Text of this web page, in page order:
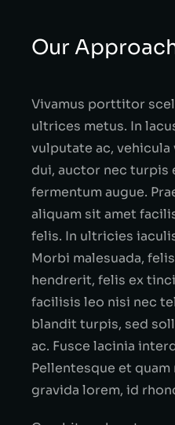
Our
Vivamus porttitor
ultrices metus. In
vulputate ac,
dui, auctor nec turpis
fermentum augue.
aliquam sit amet
felis. In ultricies
Morbi malesuada,
hendrerit, felis ex
facilisis leo nisi nec
blandit turpis, sed
ac. Fusce lacinia
Pellentesque et
gravida lorem, id